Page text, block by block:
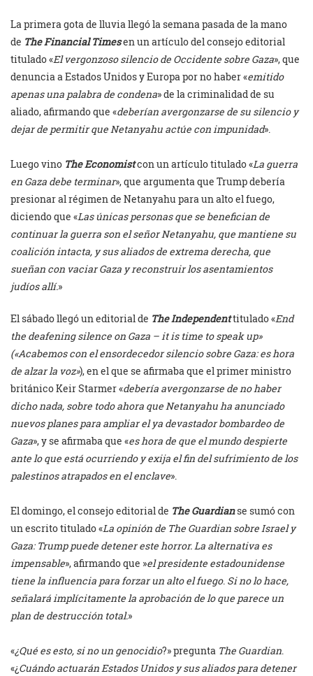
La primera gota de lluvia llegó la semana pasada de la mano
de The Financial Timesen un artículo del consejo editorial
titulado «El vergonzoso silencio de Occidente sobre Gaza», que
denuncia a Estados Unidos y Europa por no haber «emitido
apenas una palabra de condena» de la criminalidad de su
aliado, afirmando que «deberían avergonzarse de su silencio y
dejar de permitir que Netanyahu actúe con impunidad».
Luego vino The Economistcon un artículo titulado «La guerra
en Gaza debe terminar», que argumenta que Trump debería
presionar al régimen de Netanyahu para un alto el fuego,
diciendo que «Las únicas personas que se benefician de
continuar la guerra son el señor Netanyahu, que mantiene su
coalición intacta, y sus aliados de extrema derecha, que
sueñan con vaciar Gaza y reconstruir los asentamientos
judíos allí.»
El sábado llegó un editorial de The Independenttitulado «End
the deafening silence on Gaza – it is time to speak up»
(«Acabemos con el ensordecedor silencio sobre Gaza: es hora
de alzar la voz»), en el que se afirmaba que el primer ministro
británico Keir Starmer «debería avergonzarse de no haber
dicho nada, sobre todo ahora que Netanyahu ha anunciado
nuevos planes para ampliar el ya devastador bombardeo de
Gaza», y se afirmaba que «es hora de que el mundo despierte
ante lo que está ocurriendo y exija el fin del sufrimiento de los
palestinos atrapados en el enclave».
El domingo, el consejo editorial de The Guardianse sumó con
un escrito titulado «La opinión de The Guardian sobre Israel y
Gaza: Trump puede detener este horror. La alternativa es
impensable», afirmando que »el presidente estadounidense
tiene la influencia para forzar un alto el fuego. Si no lo hace,
señalará implícitamente la aprobación de lo que parece un
plan de destrucción total.»
«¿Qué es esto, si no un genocidio?» pregunta The Guardian.
«¿Cuándo actuarán Estados Unidos y sus aliados para detener